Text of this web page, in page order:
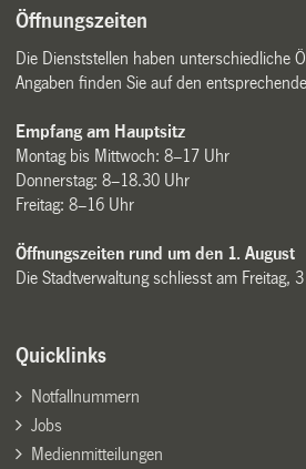
Öffnungszeiten
Die Dienststellen haben unterschiedliche
Angaben finden Sie auf den
Empfang am Hauptsitz
Montag bis Mittwoch: 8–17 Uhr
Donnerstag: 8–18.30 Uhr
Freitag: 8–16 Uhr
Öffnungszeiten rund um den 1. August
Die Stadtverwaltung schliesst am Freitag,
Quicklinks
Notfallnummern
Jobs
Medienmitteilungen